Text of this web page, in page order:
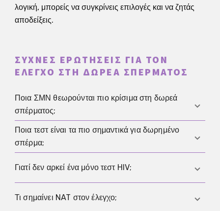
λογική, μπορείς να συγκρίνεις επιλογές και να ζητάς
αποδείξεις.
ΣΥΧΝΈΣ ΕΡΩΤΉΣΕΙΣ ΓΙΑ ΤΟΝ
ΈΛΕΓΧΟ ΣΤΗ ΔΩΡΕΆ ΣΠΈΡΜΑΤΟΣ
Ποια ΣΜΝ θεωρούνται πιο κρίσιμα στη δωρεά
σπέρματος;
Προτεραιότητα έχουν λοιμώξεις με σοβαρές
συνέπειες και συχνά χωρίς συμπτώματα στην αρχή,
χλαμύδια, καθώς και ηπατίτιδα B και C.
Ποια τεστ είναι τα πιο σημαντικά για δωρημένο
σπέρμα;
Συνήθως περιλαμβάνονται HIV, ηπατίτιδα B,
πρόγραμμα μπορεί να προστεθούν γονόρροια ή
Γιατί δεν αρκεί ένα μόνο τεστ HIV;
Επειδή το τεστ είναι στιγμιότυπο και μια πολύ
Τι σημαίνει NAT στον έλεγχο;